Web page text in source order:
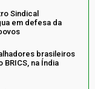
Sindical
em defesa da
brasileiros
BRICS, na Índia